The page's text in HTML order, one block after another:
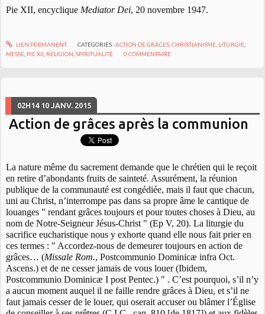
Pie XII, encyclique Mediator Dei, 20 novembre 1947.
LIEN PERMANENT CATÉGORIES :ACTION DE GRÂCES, CHRISTIANISME, LITURGIE,
MESSE PIE XII RELIGION ,SPIRITUALITÉ 0 COMMENTAIRE
02H14 10 JANV. 2015
Action de grâces après la communion
La nature même du sacrement demande que le chrétien qui le reçoit
en retire d’abondants fruits de sainteté. Assurément, la réunion
publique de la communauté est congédiée, mais il faut que chacun,
uni au Christ, n’interrompe pas dans sa propre âme le cantique de
louanges " rendant grâces toujours et pour toutes choses à Dieu, au
nom de Notre-Seigneur Jésus-Christ " (Ep V, 20). La liturgie du
sacrifice eucharistique nous y exhorte quand elle nous fait prier en
ces termes : " Accordez-nous de demeurer toujours en action de
grâces… (Missale Rom., Postcommunio Dominicæ infra Oct.
Ascens.) et de ne cesser jamais de vous louer (Ibidem,
Postcommunio Dominicæ I post Pentec.) " . C’est pourquoi, s’il n’y
a aucun moment auquel il ne faille rendre grâces à Dieu, et s’il ne
faut jamais cesser de le louer, qui oserait accuser ou blâmer l’Église